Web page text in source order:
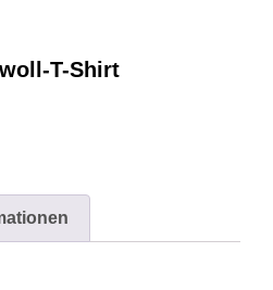
T-Shirt